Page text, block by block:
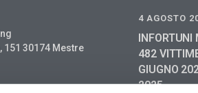
151 30174 Mestre
4 AGOSTO
INFORTUNI
482
GIUGNO
2025